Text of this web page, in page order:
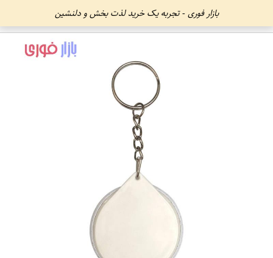
بازار فوری - تجربه یک خرید لذت بخش و دلنشین